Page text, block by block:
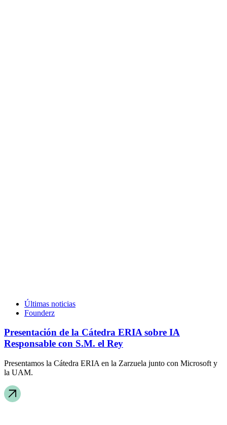
Últimas noticias
Founderz
Presentación de la Cátedra ERIA sobre IA
Responsable con S.M. el Rey
Presentamos la Cátedra ERIA en la Zarzuela junto con Microsoft y
la UAM.